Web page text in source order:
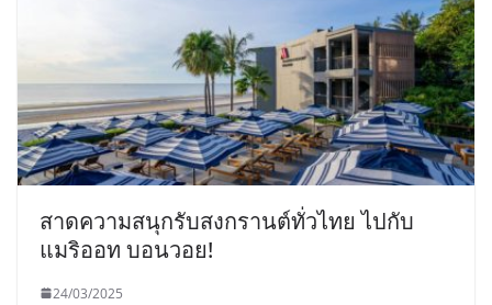
สาดความสนุกรับสงกรานต์ทั่วไทย ไปกับ
แมริออท บอนวอย!
24/03/2025